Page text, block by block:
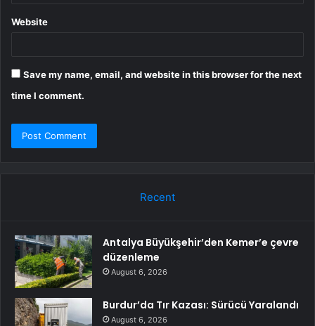
Website
Save my name, email, and website in this browser for the next
time I comment.
Recent
Antalya Büyükşehir’den Kemer’e çevre
düzenleme
August 6, 2026
Burdur’da Tır Kazası: Sürücü Yaralandı
August 6, 2026